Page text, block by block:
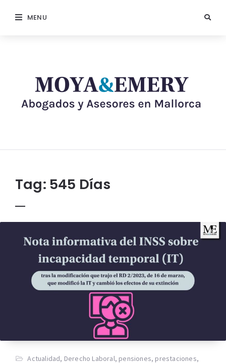
MENU
Tag: 545 Días
Actualidad, Derecho Laboral, pensiones, prestaciones,